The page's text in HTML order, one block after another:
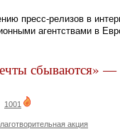
пресс-релизов в
агентствами в
сбываются»
1001
акция